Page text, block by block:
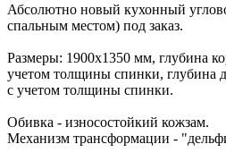
Абсолютно новый кухонный
спальным местом) под заказ.
Размеры: 1900х1350 мм, глубина
учетом толщины спинки, глубина
с учетом толщины спинки.
Обивка - износостойкий кожзам.
Механизм трансформации -